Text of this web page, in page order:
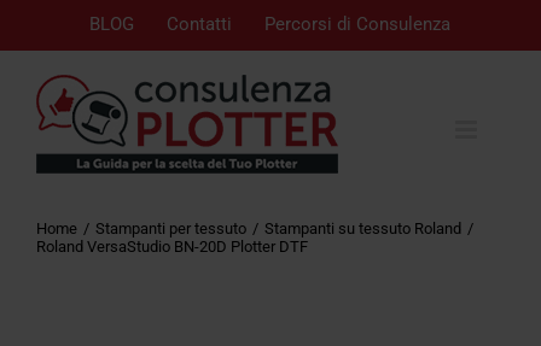
BLOG Contatti Percorsi di Consulenza
Home Stampanti per tessuto
Stampanti su tessuto Roland
Roland VersaStudio BN-20D Plotter DTF